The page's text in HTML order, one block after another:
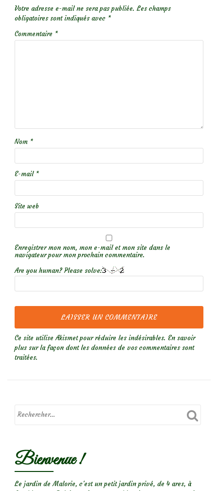
Votre adresse e-mail ne sera pas publiée. Les champs
obligatoires sont indiqués avec *
Commentaire *
Nom *
E-mail *
Site web
Enregistrer mon nom, mon e-mail et mon site dans le
navigateur pour mon prochain commentaire.
Are you human? Please solve:
Ce site utilise Akismet pour réduire les indésirables. En savoir
plus sur la façon dont les données de vos commentaires sont
traitées.
Bienvenue !
Le jardin de Malorie, c'est un petit jardin privé, de 4 ares, à